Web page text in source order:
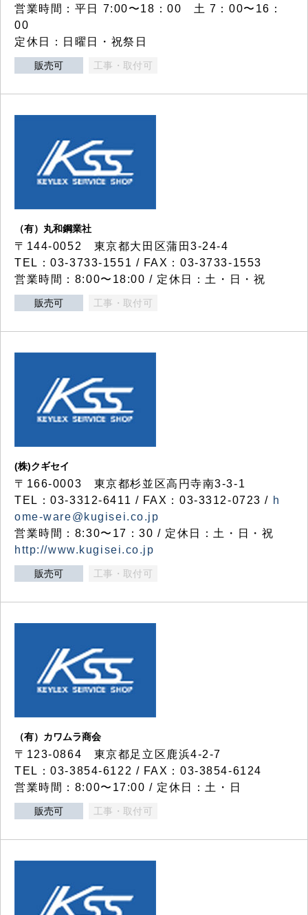
営業時間：平日 7:00〜18：00 土 7：00〜16：
00
定休日：日曜日・祝祭日
販売可 工事・取付可
（有）丸和鋼業社
〒144-0052 東京都大田区蒲田3-24-4
TEL：03-3733-1551 / FAX：03-3733-1553
営業時間：8:00〜18:00 / 定休日：土・日・祝
販売可 工事・取付可
(株)クギセイ
〒166-0003 東京都杉並区高円寺南3-3-1
TEL：03-3312-6411 / FAX：03-3312-0723 / h
ome-ware@kugisei.co.jp
営業時間：8:30〜17：30 / 定休日：土・日・祝
http://www.kugisei.co.jp
販売可 工事・取付可
（有）カワムラ商会
〒123-0864 東京都足立区鹿浜4-2-7
TEL：03-3854-6122 / FAX：03-3854-6124
営業時間：8:00〜17:00 / 定休日：土・日
販売可 工事・取付可